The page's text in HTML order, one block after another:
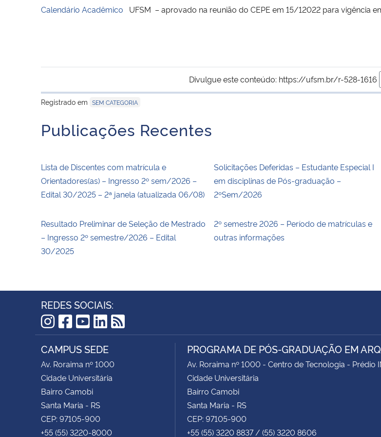
Calendário Acadêmico UFSM – aprovado na reunião do CEPE em 15/12022 para vigência
Divulgue este conteúdo: https://ufsm.br/r-528-1616
Registrado em SEM CATEGORIA
Publicações Recentes
Lista de Discentes com matrícula e
Orientadores(as) – Ingresso 2º sem/2026 –
Edital 30/2025 – 2ª janela (atualizada 06/08)
Solicitações Deferidas – Estudante Especial I
em disciplinas de Pós-graduação –
2ºSem/2026
Resultado Preliminar de Seleção de Mestrado
– Ingresso 2º semestre/2026 – Edital
30/2025
2º semestre 2026 – Período de matrículas e
outras informações
REDES SOCIAIS:
Instagram
Facebook
YouTube
LinkedIn
RSS
CAMPUS SEDE
Av. Roraima nº 1000
Cidade Universitária
Bairro Camobi
Santa Maria - RS
CEP: 97105-900
+55 (55) 3220-8000
PROGRAMA DE PÓS-GRADUAÇÃO EM
Av. Roraima nº 1000 - Centro de Tecnologia - Prédio
Cidade Universitária
Bairro Camobi
Santa Maria - RS
CEP: 97105-900
+55 (55) 3220 8837 / (55) 3220 8606